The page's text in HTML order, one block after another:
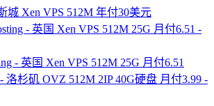
城 Xen VPS 512M 年付30美元
- 英国 Xen VPS 512M 25G 月付6.51